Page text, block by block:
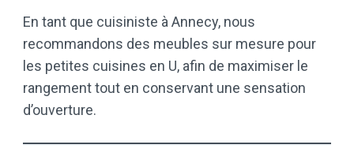
En tant que cuisiniste à Annecy, nous
recommandons des meubles sur mesure pour
les petites cuisines en U, afin de maximiser le
rangement tout en conservant une sensation
d’ouverture.